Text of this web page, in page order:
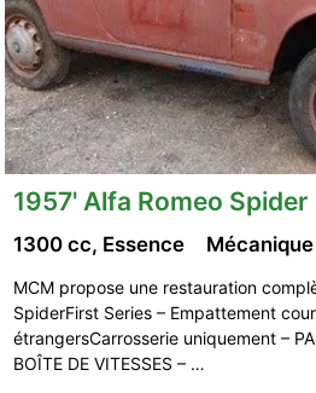
1957' Alfa Romeo Spider
1300 cc, Essence Mécanique
MCM propose une restauration
SpiderFirst Series – Empattement
étrangersCarrosserie uniquement –
BOÎTE DE VITESSES – …